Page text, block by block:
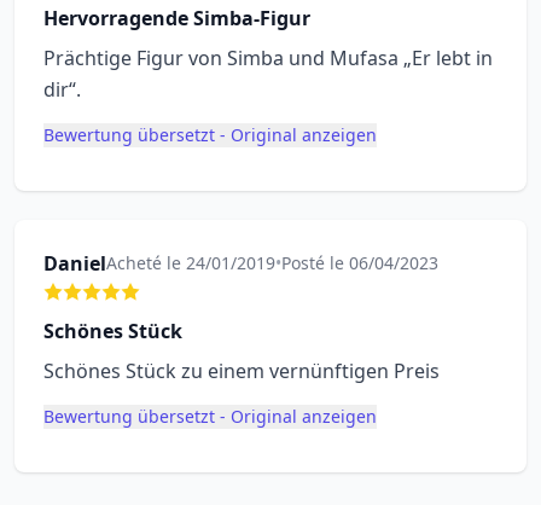
Hervorragende Simba-Figur
Prächtige Figur von Simba und Mufasa „Er lebt in
dir“.
Bewertung übersetzt - Original anzeigen
DanielAcheté le 24/01/2019•Posté le 06/04/2023
Schönes Stück
Schönes Stück zu einem vernünftigen Preis
Bewertung übersetzt - Original anzeigen